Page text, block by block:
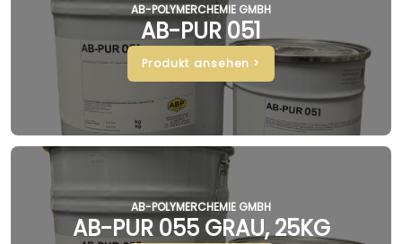
AB-POLYMERCHEMIE GMBH
AB-PUR 051
Produkt ansehen >
AB-POLYMERCHEMIE GMBH
AB-PUR 055 GRAU, 25KG